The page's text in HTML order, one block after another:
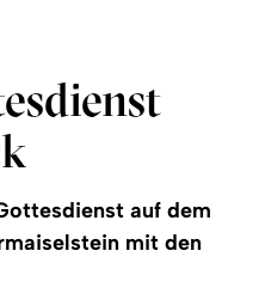
auf dem
mit den